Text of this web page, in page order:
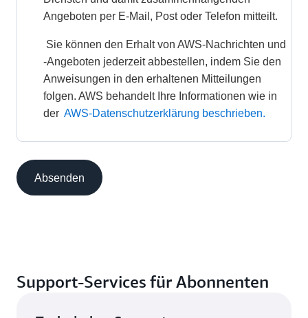
Angeboten per E-Mail, Post oder Telefon mitteilt.
-Angeboten jederzeit abbestellen, indem Sie den
Anweisungen in den erhaltenen Mitteilungen
folgen. AWS behandelt Ihre Informationen wie in
der AWS-Datenschutzerklärung beschrieben.
Absenden
Support-Services für Abonnenten